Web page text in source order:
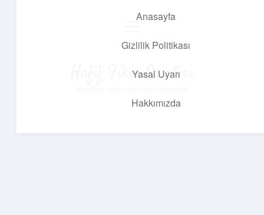
Anasayfa
Gizlilik Politikası
Yasal Uyarı
Hakkımızda
Hafif Fikir Esintisi